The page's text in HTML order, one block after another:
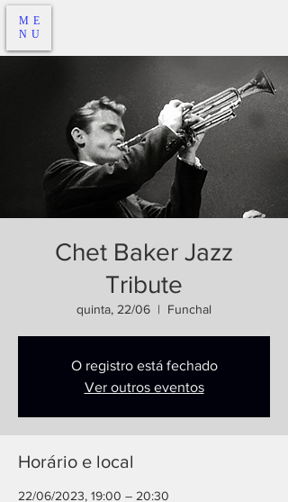
ME
NU
Chet Baker Jazz
Tribute
quinta, 22/06
  |
Funchal
O registro está fechado
Ver outros eventos
Horário e local
22/06/2023, 19:00 – 20:30